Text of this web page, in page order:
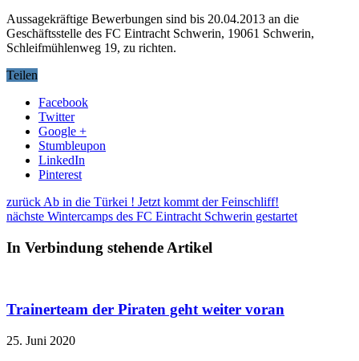
Aussagekräftige Bewerbungen sind bis 20.04.2013 an die
Geschäftsstelle des FC Eintracht Schwerin, 19061 Schwerin,
Schleifmühlenweg 19, zu richten.
Teilen
Facebook
Twitter
Google +
Stumbleupon
LinkedIn
Pinterest
zurück Ab in die Türkei ! Jetzt kommt der Feinschliff!
nächste Wintercamps des FC Eintracht Schwerin gestartet
In Verbindung stehende Artikel
Trainerteam der Piraten geht weiter voran
25. Juni 2020